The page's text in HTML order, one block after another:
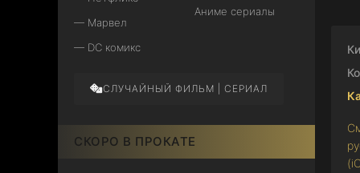
— Марвел
— DC комикс
Аниме сериалы
СЛУЧАЙНЫЙ ФИЛЬМ | СЕРИАЛ
СКОРО В ПРОКАТЕ